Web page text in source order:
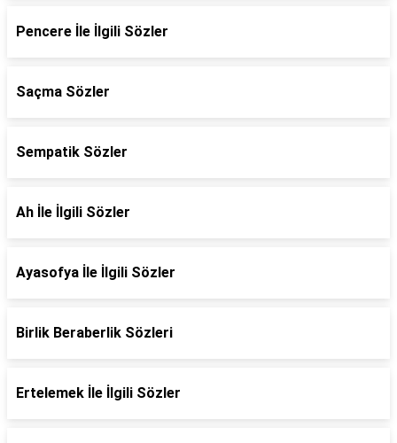
Pencere İle İlgili Sözler
Saçma Sözler
Sempatik Sözler
Ah İle İlgili Sözler
Ayasofya İle İlgili Sözler
Birlik Beraberlik Sözleri
Ertelemek İle İlgili Sözler